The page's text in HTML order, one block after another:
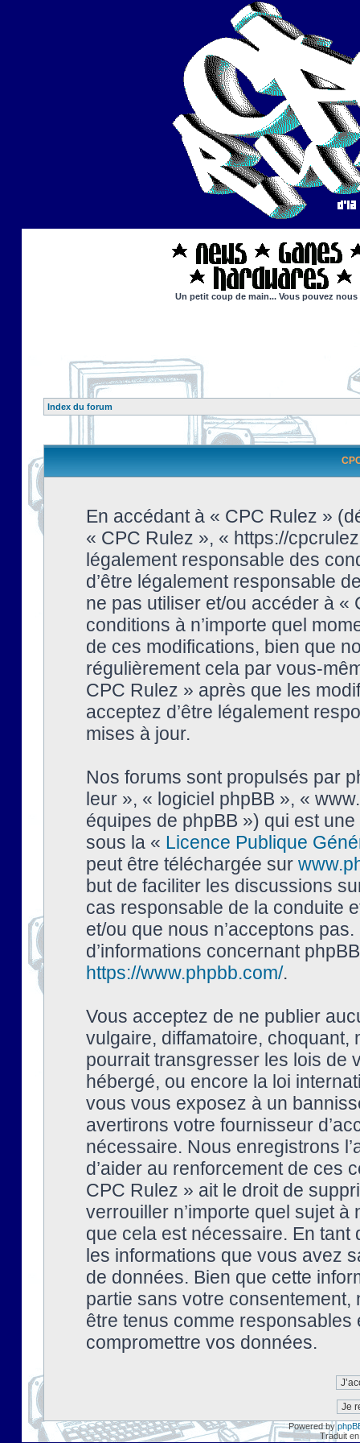
Un petit coup de main... Vous pouvez
Index du forum
En accédant à « CPC Rulez »
« CPC Rulez », « https://
légalement responsable des
d’être légalement responsable
ne pas utiliser et/ou accéder à
conditions à n’importe quel
de ces modifications, bien que
régulièrement cela par vous-
CPC Rulez » après que les
acceptez d’être légalement
mises à jour.
Nos forums sont propulsés par
leur », « logiciel phpBB », «
équipes de phpBB ») qui est
sous la « Licence Publique
peut être téléchargée sur
but de faciliter les discussions
cas responsable de la conduite
et/ou que nous n’acceptons
d’informations concernant
https://www.phpbb.com/.
Vous acceptez de ne publier
vulgaire, diffamatoire, choquant,
pourrait transgresser les lois de
hébergé, ou encore la loi
vous vous exposez à un
avertirons votre fournisseur
nécessaire. Nous enregistrons
d’aider au renforcement de ces
CPC Rulez » ait le droit de
verrouiller n’importe quel sujet à
que cela est nécessaire. En tant
les informations que vous avez
de données. Bien que cette
partie sans votre
être tenus comme
compromettre vos données.
Powered by
Traduit